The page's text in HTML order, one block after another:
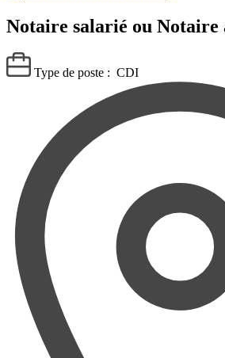
Notaire salarié ou Notaire
Type de poste : CDI